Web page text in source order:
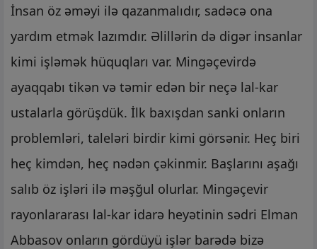
İnsan öz əməyi ilə qazanmalıdır, sadəcə ona
yardım etmək lazımdır. Əlillərin də digər insanlar
kimi işləmək hüquqları var. Mingəçevirdə
ayaqqabı tikən və təmir edən bir neçə lal-kar
ustalarla görüşdük. İlk baxışdan sanki onların
problemləri, taleləri birdir kimi görsənir. Heç biri
heç kimdən, heç nədən çəkinmir. Başlarını aşağı
salıb öz işləri ilə məşğul olurlar. Mingəçevir
rayonlararası lal-kar idarə heyətinin sədri Elman
Abbasov onların gördüyü işlər barədə bizə